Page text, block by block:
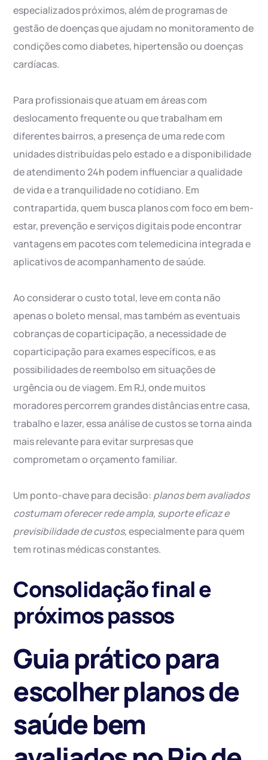
especializados próximos, além de programas de
gestão de doenças que ajudam no monitoramento de
condições como diabetes, hipertensão ou doenças
cardíacas.
Para profissionais que atuam em áreas com
deslocamento frequente ou que trabalham em
diferentes bairros, a presença de uma rede com
unidades distribuídas pelo estado e a disponibilidade
de atendimento 24h podem influenciar a qualidade
de vida e a tranquilidade no cotidiano. Em
contrapartida, quem busca planos com foco em bem-
estar, prevenção e serviços digitais pode encontrar
vantagens em pacotes com telemedicina integrada e
aplicativos de acompanhamento de saúde.
Ao considerar o custo total, leve em conta não
apenas o boleto mensal, mas também as eventuais
cobranças de coparticipação, a necessidade de
coparticipação para exames específicos, e as
possibilidades de reembolso em situações de
urgência ou de viagem. Em RJ, onde muitos
moradores percorrem grandes distâncias entre casa,
trabalho e lazer, essa análise de custos se torna ainda
mais relevante para evitar surpresas que
comprometam o orçamento familiar.
Um ponto-chave para decisão: planos bem avaliados
costumam oferecer rede ampla, suporte eficaz e
previsibilidade de custos, especialmente para quem
tem rotinas médicas constantes.
Consolidação final e
próximos passos
Guia prático para
escolher planos de
saúde bem